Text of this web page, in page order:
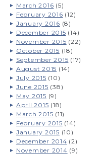
March 2016 (5)
February 2016 (12)
January 2016 (8)
December 2015 (14)
November 2015 (22)
October 2015 (18)
September 2015 (17)
August 2015 (14)
July 2015 (10)
June 2015 (38)
May 2015 (9)
April 2015 (18)
March 2015 (11)
February 2015 (14)
January 2015 (10)
December 2014 (2)
November 2014 (9)